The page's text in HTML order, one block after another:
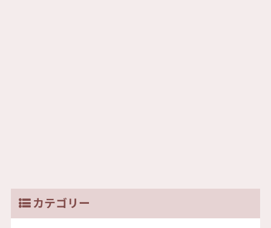
カテゴリー